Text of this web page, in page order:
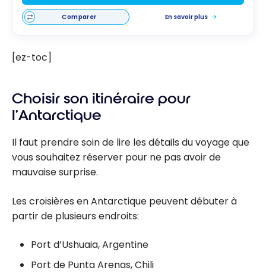
Comparer En savoir plus
[ez-toc]
Choisir son itinéraire pour
l’Antarctique
Il faut prendre soin de lire les détails du voyage que
vous souhaitez réserver pour ne pas avoir de
mauvaise surprise.
Les croisières en Antarctique peuvent débuter à
partir de plusieurs endroits:
Port d’Ushuaia, Argentine
Port de Punta Arenas, Chili